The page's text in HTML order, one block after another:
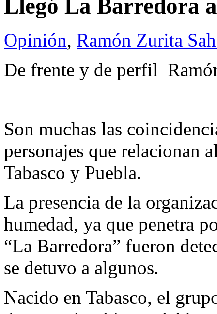
Llegó La Barredora
Opinión, Ramón Zurita
De frente y de perfil
Son muchas las
personajes que relacionan
Tabasco y Puebla.
La presencia de la
humedad, ya que penetra
“La Barredora” fueron
se detuvo a algunos.
Nacido en Tabasco, el